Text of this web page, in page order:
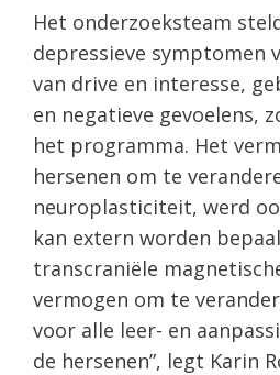
Het onderzoeksteam
depressieve symptomen
van drive en interesse,
en negatieve gevoelens,
het programma. Het
hersenen om te
neuroplasticiteit, werd
kan extern worden
transcraniële
vermogen om te
voor alle leer- en
de hersenen”, legt Karin